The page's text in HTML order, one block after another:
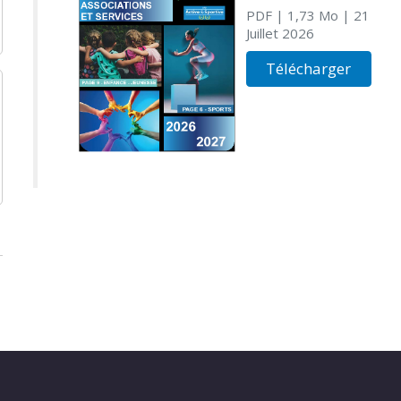
PDF| 1,73 Mo | 21
Juillet 2026
Télécharger